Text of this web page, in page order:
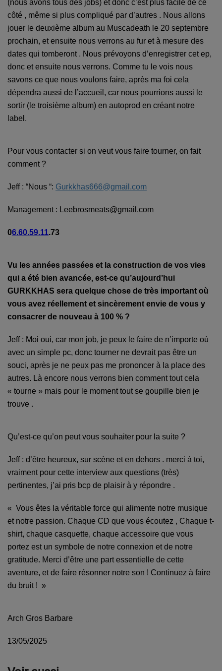
(nous avons tous des jobs) et donc c’est plus facile de ce
côté , même si plus compliqué par d’autres . Nous allons
jouer le deuxième album au Muscadeath le 20 septembre
prochain, et ensuite nous verrons au fur et à mesure des
dates qui tomberont . Nous prévoyons d’enregistrer cet ep,
donc et ensuite nous verrons. Comme tu le vois nous
savons ce que nous voulons faire, après ma foi cela
dépendra aussi de l’accueil, car nous pourrions aussi le
sortir (le troisième album) en autoprod en créant notre
label.
Pour vous contacter si on veut vous faire tourner, on fait
comment ?
Jeff : “Nous “: Gurkkhas666@gmail.com
Management : Leebrosmeats@gmail.com
06.60.59.11.73
Vu les années passées et la construction de vos vies
qui a été bien avancée, est-ce qu’aujourd’hui
GURKKHAS sera quelque chose de très important où
vous avez réellement et sincèrement envie de vous y
consacrer de nouveau à 100 % ?
Jeff : Moi oui, car mon job, je peux le faire de n’importe où
avec un simple pc, donc tourner ne devrait pas être un
souci, après je ne peux pas me prononcer à la place des
autres. Là encore nous verrons bien comment tout cela
« tourne » mais pour le moment tout se goupille bien je
trouve .
Qu’est-ce qu’on peut vous souhaiter pour la suite ?
Jeff : d’être heureux, sur scène et en dehors . merci à toi,
vraiment pour cette interview aux questions (très)
pertinentes, j’ai pris bcp de plaisir à y répondre .
« Vous êtes la véritable force qui alimente notre musique
et notre passion. Chaque CD que vous écoutez , Chaque t-
shirt, chaque casquette, chaque accessoire que vous
portez est un symbole de notre connexion et de notre
gratitude. Merci d’être une part essentielle de cette
aventure, et de faire résonner notre son ! Continuez à faire
du bruit ! »
Arch Gros Barbare
13/05/2025